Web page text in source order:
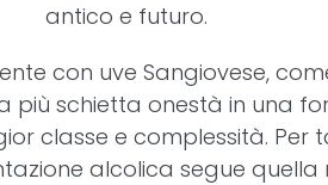
antico e futuro.
con uve Sangiovese,
più schietta onestà in una
classe e complessità. Per
alcolica segue